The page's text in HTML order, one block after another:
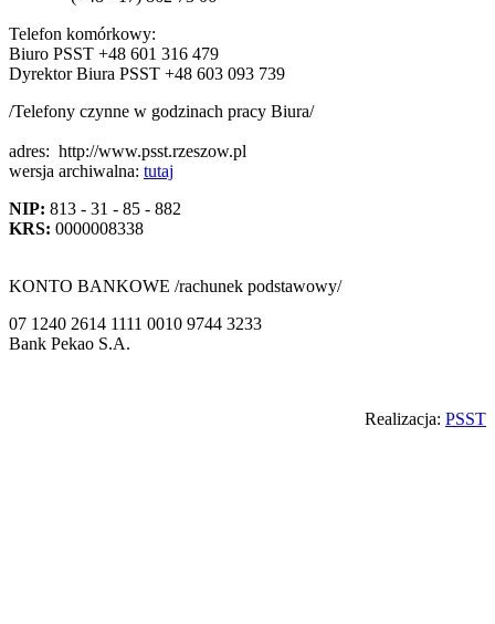
Telefon komórkowy:
Biuro PSST +48 601 316 479
Dyrektor Biura PSST +48 603 093 739
/Telefony czynne w godzinach pracy Biura/
adres: http://www.psst.rzeszow.pl
wersja archiwalna: tutaj
NIP: 813 - 31 - 85 - 882
KRS: 0000008338
KONTO BANKOWE /rachunek podstawowy/
07 1240 2614 1111 0010 9744 3233
Bank Pekao S.A.
Realizacja: PSST